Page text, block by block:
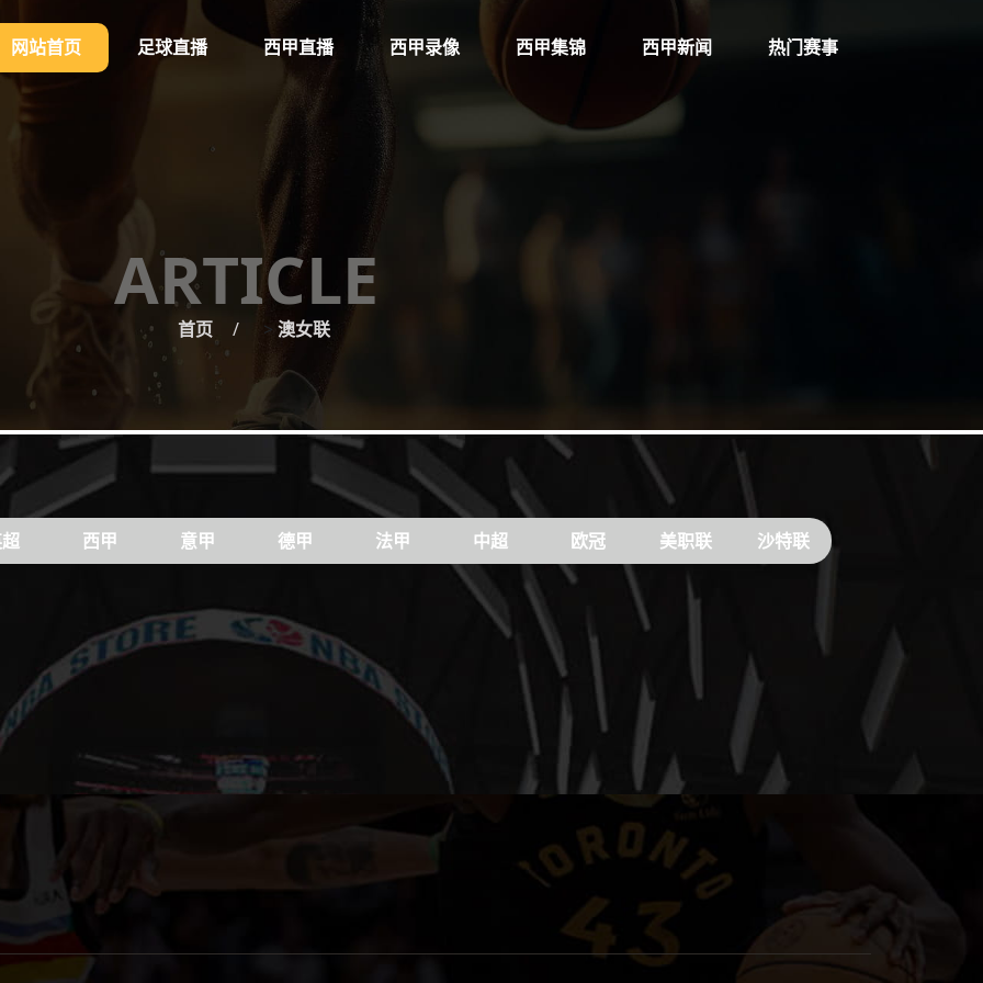
网站首页 足球直播 西甲直播 西甲录像 西甲集锦 西甲新闻 热门赛事
ARTICLE
首页 >澳女联
西甲 意甲 德甲 法甲 中超 欧冠 美职联 沙特联